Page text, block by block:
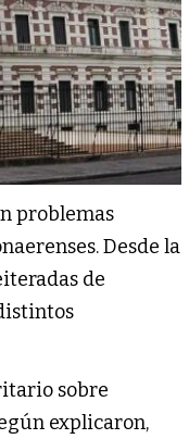
problemas
Desde la
de
sobre
explicaron,